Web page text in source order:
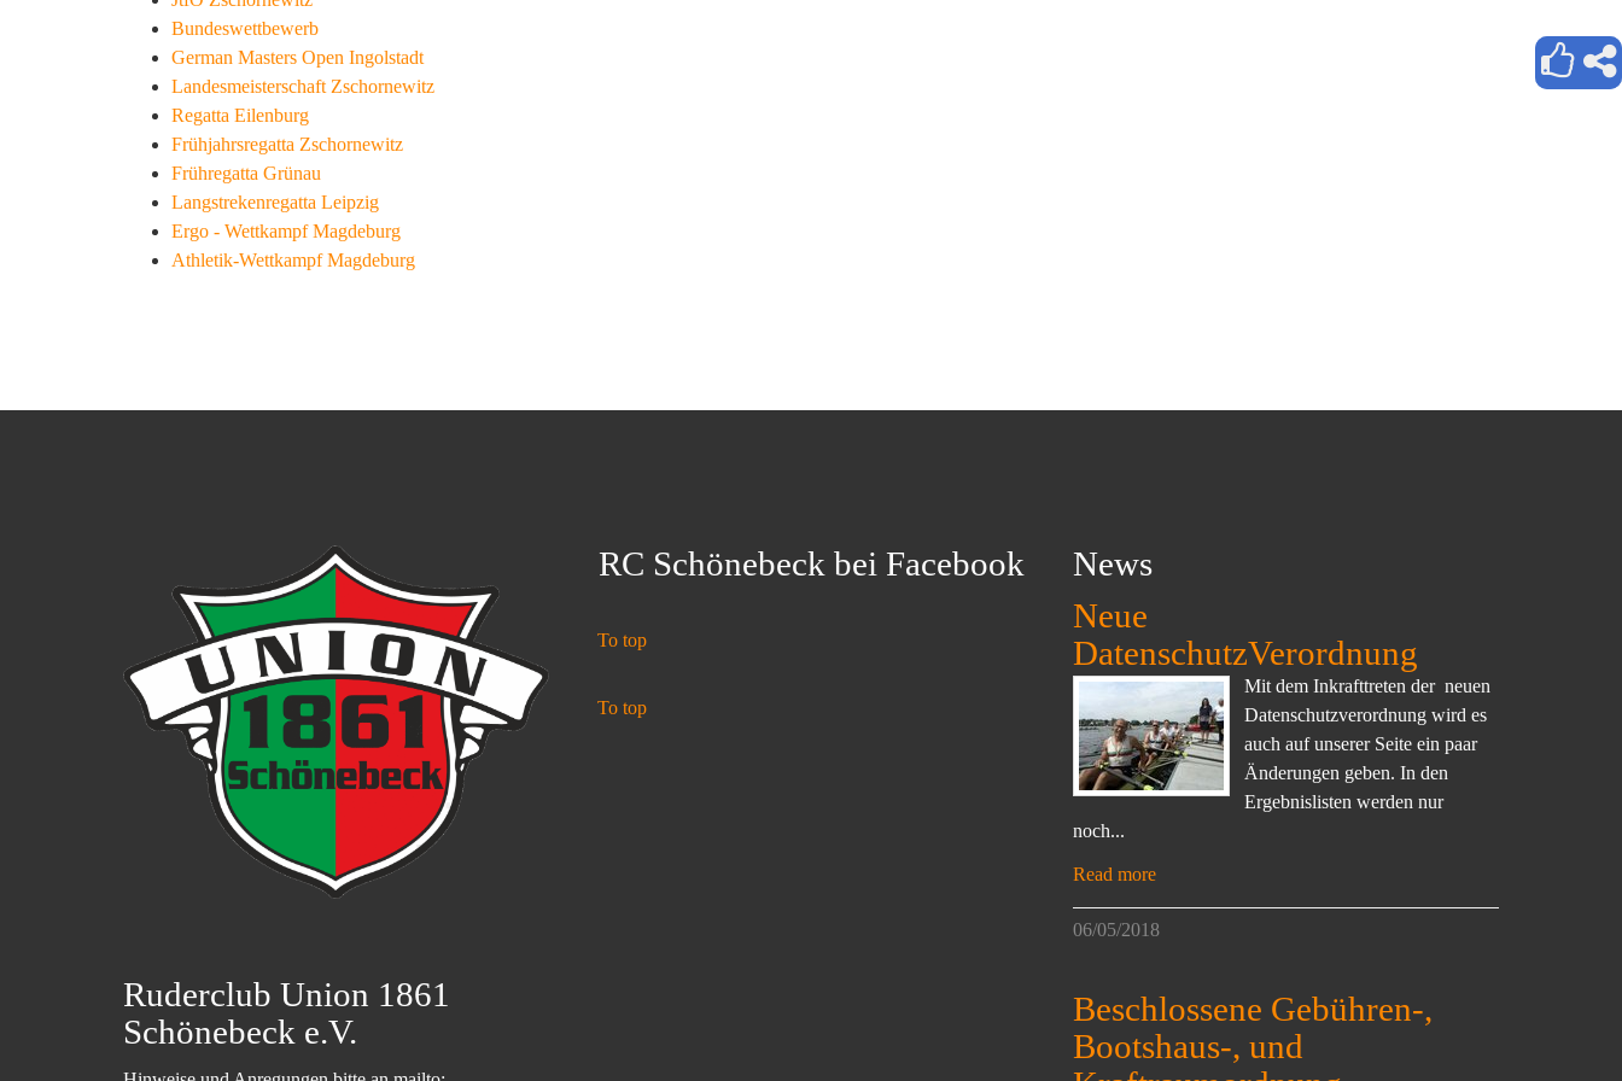
Bundeswettbewerb
German Masters Open Ingolstadt
Landesmeisterschaft Zschornewitz
Regatta Eilenburg
Frühjahrsregatta Zschornewitz
Frühregatta Grünau
Langstrekenregatta Leipzig
Ergo - Wettkampf Magdeburg
Athletik-Wettkampf Magdeburg
Ruderclub Union 1861
Schönebeck e.V.
RC Schönebeck bei Facebook
To top
To top
News
Neue
DatenschutzVerordnung
Mit dem Inkrafttreten der neuen
Datenschutzverordnung wird es
auch auf unserer Seite ein paar
Änderungen geben. In den
Ergebnislisten werden nur
noch...
Read more
06/05/2018
Beschlossene Gebühren-,
Bootshaus-, und